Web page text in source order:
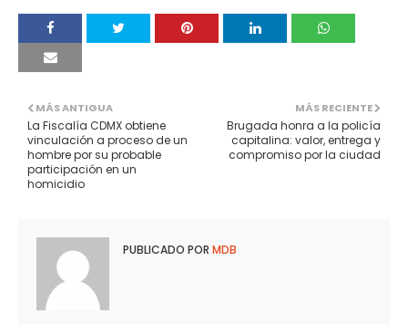
MÁS RECIENTE
Brugada honra a la policía
capitalina: valor, entrega y
compromiso por la ciudad
MÁS ANTIGUA
La Fiscalía CDMX obtiene
vinculación a proceso de un
hombre por su probable
participación en un
homicidio
PUBLICADO POR MDB